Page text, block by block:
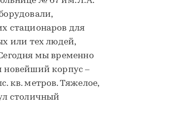
стационаров для
или тех людей,
мы временно
новейший корпус –
кв. метров. Тяжелое,
столичный